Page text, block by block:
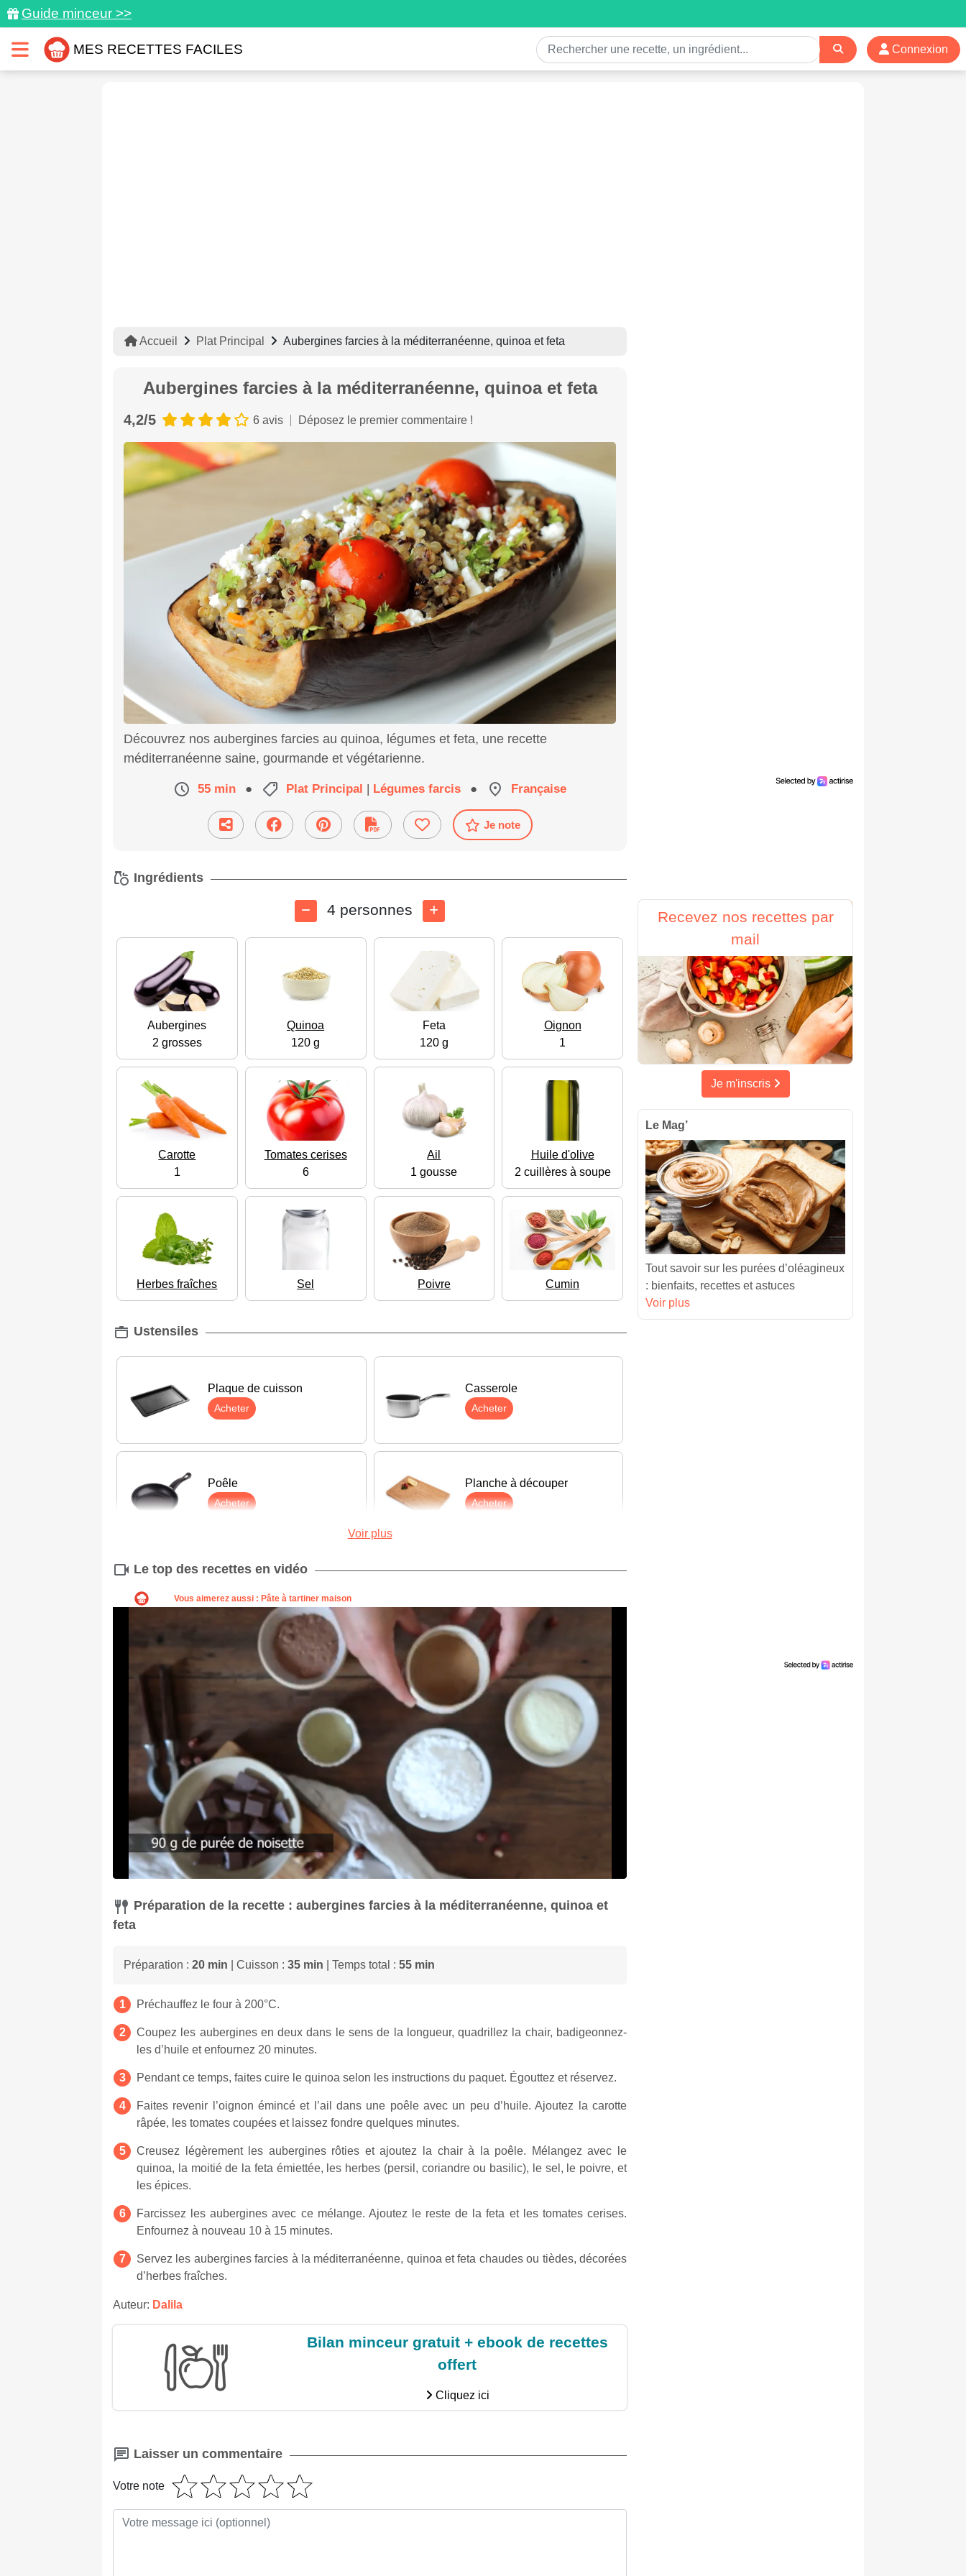
Guide minceur >>
MES RECETTES FACILES Connexion
Accueil Plat Principal Aubergines farcies à la méditerranéenne, quinoa et feta
Aubergines farcies à la méditerranéenne, quinoa et feta
4,2/5 6 avis Déposez le premier commentaire !
Découvrez nos aubergines farcies au quinoa, légumes et feta, une recette
méditerranéenne saine, gourmande et végétarienne.
55 min ● Plat Principal | Légumes farcis ● Française
Je note
Ingrédients
4 personnes
Aubergines
2 grosses
Quinoa
120 g
Feta
120 g
Oignon
1
Carotte
1
Tomates cerises
6
Ail
1 gousse
Huile d'olive
2 cuillères à soupe
Herbes fraîches Sel Poivre Cumin
Ustensiles
Plaque de cuisson
Acheter
Casserole
Acheter
Poêle
Acheter
Planche à découper
Acheter
Acheter
Voir plus
Le top des recettes en vidéo
Préparation de la recette : aubergines farcies à la méditerranéenne, quinoa et
feta
Préparation : 20 min | Cuisson : 35 min | Temps total : 55 min
Préchauffez le four à 200°C.
Coupez les aubergines en deux dans le sens de la longueur, quadrillez la chair, badigeonnez-
les d’huile et enfournez 20 minutes.
Pendant ce temps, faites cuire le quinoa selon les instructions du paquet. Égouttez et réservez.
Faites revenir l’oignon émincé et l’ail dans une poêle avec un peu d’huile. Ajoutez la carotte
râpée, les tomates coupées et laissez fondre quelques minutes.
Creusez légèrement les aubergines rôties et ajoutez la chair à la poêle. Mélangez avec le
quinoa, la moitié de la feta émiettée, les herbes (persil, coriandre ou basilic), le sel, le poivre, et
les épices.
Farcissez les aubergines avec ce mélange. Ajoutez le reste de la feta et les tomates cerises.
Enfournez à nouveau 10 à 15 minutes.
Servez les aubergines farcies à la méditerranéenne, quinoa et feta chaudes ou tièdes, décorées
d’herbes fraîches.
Auteur: Dalila
Bilan minceur gratuit + ebook de recettes
offert
Cliquez ici
Laisser un commentaire
Votre note
Recevez nos recettes par
mail
Je m'inscris
Le Mag’
Tout savoir sur les purées d’oléagineux
: bienfaits, recettes et astuces
Voir plus